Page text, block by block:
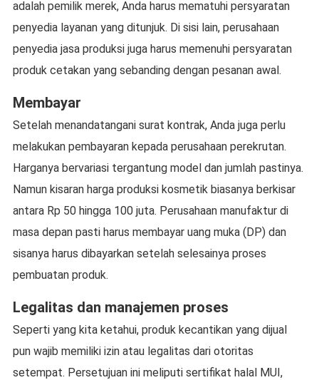
adalah pemilik merek, Anda harus mematuhi persyaratan
penyedia layanan yang ditunjuk. Di sisi lain, perusahaan
penyedia jasa produksi juga harus memenuhi persyaratan
produk cetakan yang sebanding dengan pesanan awal.
Membayar
Setelah menandatangani surat kontrak, Anda juga perlu
melakukan pembayaran kepada perusahaan perekrutan.
Harganya bervariasi tergantung model dan jumlah pastinya.
Namun kisaran harga produksi kosmetik biasanya berkisar
antara Rp 50 hingga 100 juta. Perusahaan manufaktur di
masa depan pasti harus membayar uang muka (DP) dan
sisanya harus dibayarkan setelah selesainya proses
pembuatan produk.
Legalitas dan manajemen proses
Seperti yang kita ketahui, produk kecantikan yang dijual
pun wajib memiliki izin atau legalitas dari otoritas
setempat. Persetujuan ini meliputi sertifikat halal MUI,